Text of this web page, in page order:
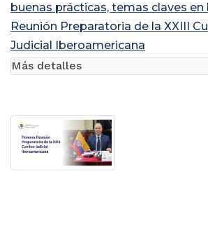
buenas prácticas, temas claves en
Reunión Preparatoria de la XXIII
Judicial Iberoamericana
Más detalles